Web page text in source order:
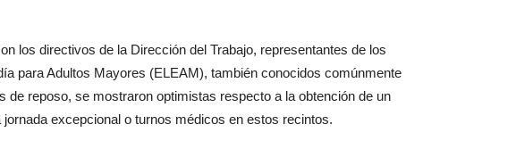
los directivos de la Dirección del Trabajo, representantes de los
para Adultos Mayores (ELEAM), también conocidos comúnmente
de reposo, se mostraron optimistas respecto a la obtención de un
excepcional o turnos médicos en estos recintos.